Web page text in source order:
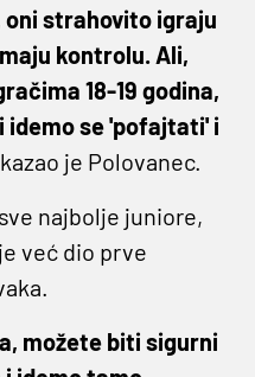
oni strahovito igraju
kontrolu. Ali,
18-19 godina,
idemo se 'pofajtati' i
kazao je Polovanec.
najbolje juniore,
već dio prve
možete biti sigurni